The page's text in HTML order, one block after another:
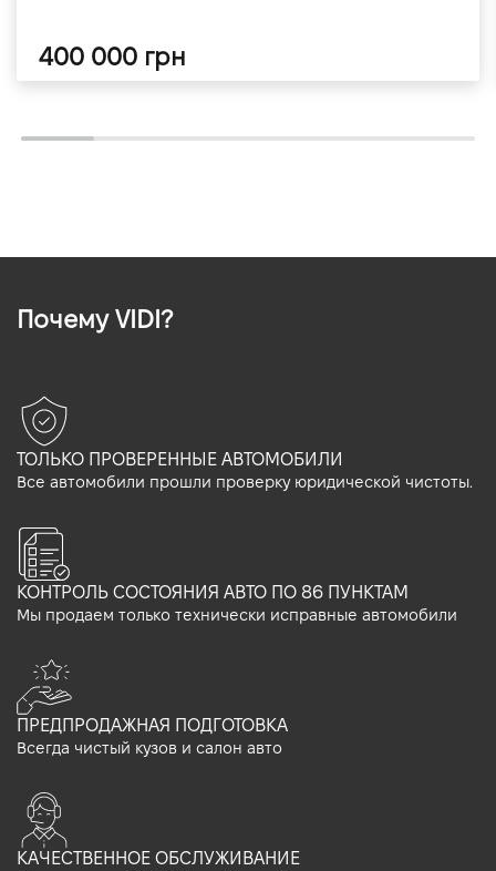
400 000 грн
Почему VIDI?
ТОЛЬКО ПРОВЕРЕННЫЕ АВТОМОБИЛИ
Все автомобили прошли проверку юридической чистоты.
КОНТРОЛЬ СОСТОЯНИЯ АВТО ПО 86 ПУНКТАМ
Мы продаем только технически исправные автомобили
ПРЕДПРОДАЖНАЯ ПОДГОТОВКА
Всегда чистый кузов и салон авто
КАЧЕСТВЕННОЕ ОБСЛУЖИВАНИЕ